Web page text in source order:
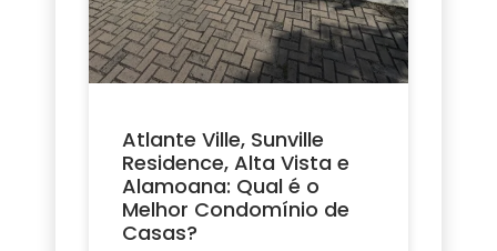
Atlante Ville, Sunville
Residence, Alta Vista e
Alamoana: Qual é o
Melhor Condomínio de
Casas?